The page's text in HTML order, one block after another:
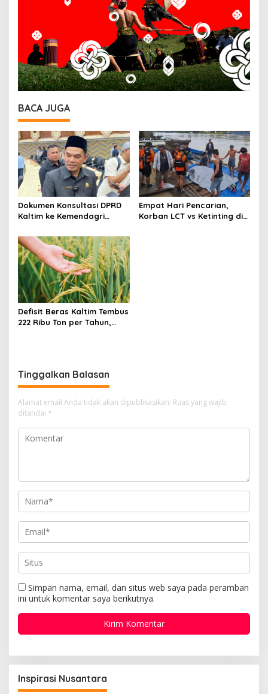
BACA JUGA
Dokumen Konsultasi DPRD
Kaltim ke Kemendagri
Belum Final
Empat Hari Pencarian,
Korban LCT vs Ketinting di
Defisit Beras Kaltim Tembus
222 Ribu Ton per Tahun,
Tinggalkan Balasan
Alamat email Anda tidak akan dipublikasikan. Ruas yang wajib
ditandai *
Simpan nama, email, dan situs web saya pada peramban
ini untuk komentar saya berikutnya.
Inspirasi Nusantara